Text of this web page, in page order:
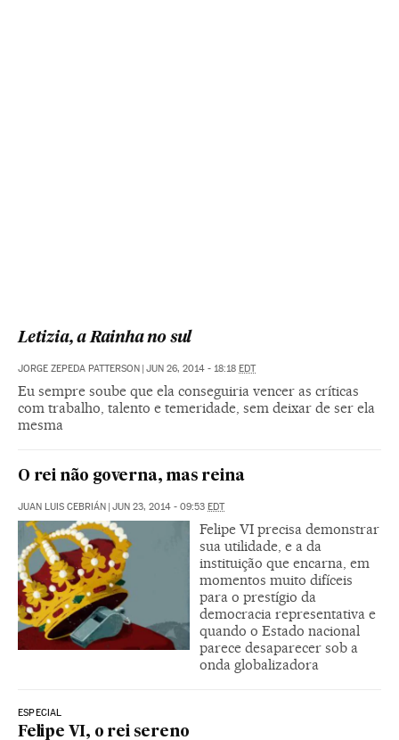
Letizia, a Rainha no sul
JORGE ZEPEDA PATTERSON JUN 26, 2014 - 18:18 EDT
Eu sempre soube que ela conseguiria vencer as críticas
com trabalho, talento e temeridade, sem deixar de ser ela
mesma
O rei não governa, mas reina
JUAN LUIS CEBRIÁN JUN 23, 2014 - 09:53 EDT
Felipe VI precisa demonstrar
sua utilidade, e a da
instituição que encarna, em
momentos muito difíceis
para o prestígio da
democracia representativa e
quando o Estado nacional
parece desaparecer sob a
onda globalizadora
ESPECIAL
Felipe VI, o rei sereno